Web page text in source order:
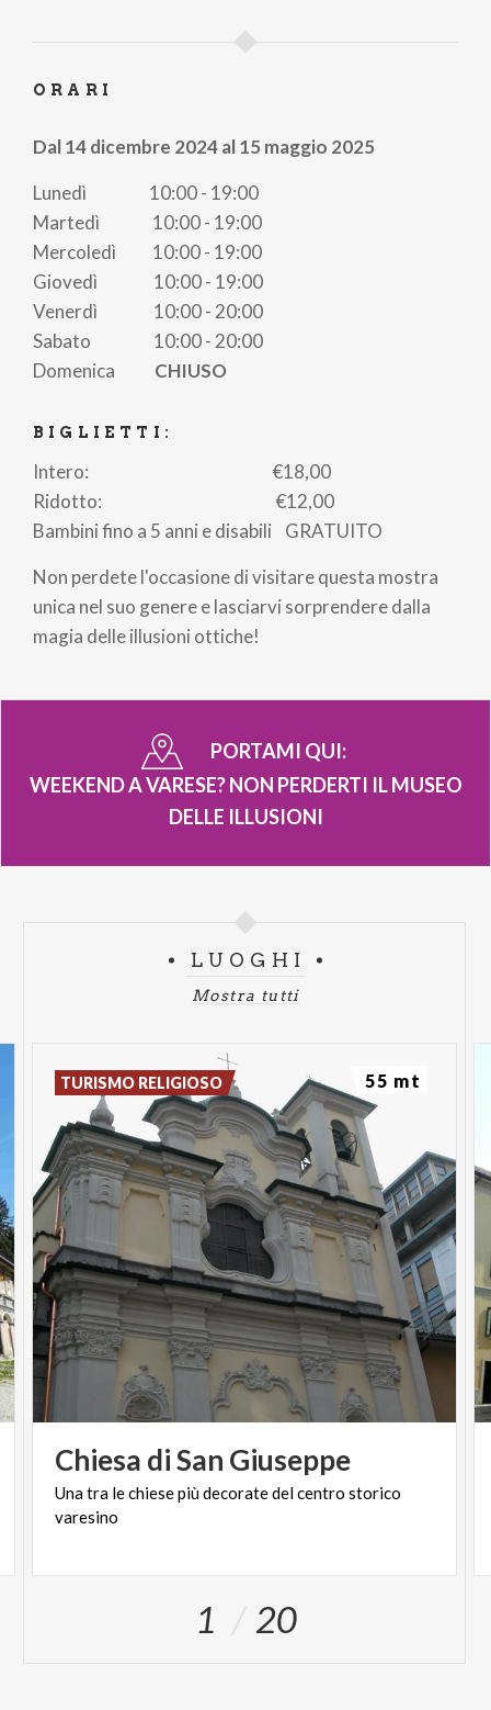
come:
La Stanza di Ames, dove le dimensioni
Una simulazione dimontagne russe in 3D
un visore virtuale.
La possibilità dicamminare sul soffitto
sfidare la gravità.
SOCIAL
opportunità di scattare foto e video incredibili. Ogni
angolo è perfetto per un selfie da condividere sui
social: che tu sia un influencer o un turista
appassionato, avrai contenuti originali da
ORARI
Dal 14 dicembre 2024 al 15 maggio 2025
Lunedì 10:00 - 19:00
Martedì 10:00 - 19:00
Mercoledì 10:00 - 19:00
Giovedì 10:00 - 19:00
Venerdì 10:00 - 20:00
Sabato 10:00 - 20:00
Domenica CHIUSO
BIGLIETTI:
Intero: €18,00
Ridotto: €12,00
Bambini fino a 5 anni e disabili GRATUITO
Non perdete l'occasione di visitare questa mostra
unica nel suo genere e lasciarvi sorprendere dalla
magia delle illusioni ottiche!
PORTAMI QUI:
WEEKEND A VARESE? NON PERDERTI IL MUSEO
DELLE ILLUSIONI
LUOGHI
Mostra tutti
Chiesa diSan Giuseppe
Unatra lechiesepiùdecoratedelcentro storico
varesino
TURISMO RELIGIOSO 55 mt
1 20